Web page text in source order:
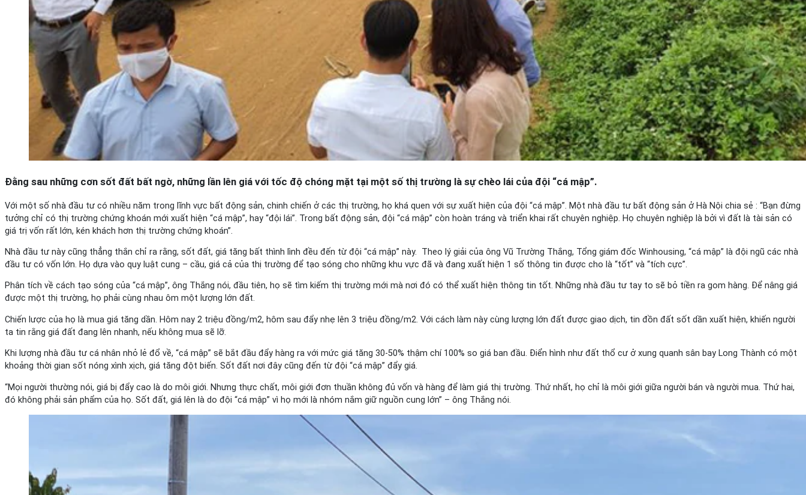
Đằng sau những cơn sốt đất bất ngờ, những lần lên giá với tốc độ chóng mặt tại một số thị trường là sự chèo lái của đội “cá mập”.
Với một số nhà đầu tư có nhiều năm trong lĩnh vực bất động sản, chinh chiến ở các thị trường, họ khá quen với sự xuất hiện của đội “cá mập”. Một nhà đầu tư bất động sản ở Hà Nội chia sẻ : “Bạn đừng
tưởng chỉ có thị trường chứng khoán mới xuất hiện “cá mập”, hay “đội lái”. Trong bất động sản, đội “cá mập” còn hoàn tráng và triển khai rất chuyên nghiệp. Họ chuyên nghiệp là bởi vì đất là tài sản có
giá trị vốn rất lớn, kén khách hơn thị trường chứng khoán”.
Nhà đầu tư này cũng thẳng thắn chỉ ra rằng, sốt đất, giá tăng bất thình lình đều đến từ đội “cá mập” này. Theo lý giải của ông Vũ Trường Thắng, Tổng giám đốc Winhousing, “cá mập” là đội ngũ các nhà
đầu tư có vốn lớn. Họ dựa vào quy luật cung – cầu, giá cả của thị trường để tạo sóng cho những khu vực đã và đang xuất hiện 1 số thông tin được cho là “tốt” và “tích cực”.
Phân tích về cách tạo sóng của “cá mập”, ông Thắng nói, đầu tiên, họ sẽ tìm kiếm thị trường mới mà nơi đó có thể xuất hiện thông tin tốt. Những nhà đầu tư tay to sẽ bỏ tiền ra gom hàng. Để nâng giá
được một thị trường, họ phải cùng nhau ôm một lượng lớn đất.
Chiến lược của họ là mua giá tăng dần. Hôm nay 2 triệu đồng/m2, hôm sau đẩy nhẹ lên 3 triệu đồng/m2. Với cách làm này cùng lượng lớn đất được giao dịch, tin đồn đất sốt dần xuất hiện, khiến người
ta tin rằng giá đất đang lên nhanh, nếu không mua sẽ lỡ.
Khi lượng nhà đầu tư cá nhân nhỏ lẻ đổ về, “cá mập” sẽ bắt đầu đẩy hàng ra với mức giá tăng 30-50% thậm chí 100% so giá ban đầu. Điển hình như đất thổ cư ở xung quanh sân bay Long Thành có một
khoảng thời gian sốt nóng xình xịch, giá tăng đột biến. Sốt đất nơi đây cũng đến từ đội “cá mập” đẩy giá.
“Mọi người thường nói, giá bị đẩy cao là do môi giới. Nhưng thực chất, môi giới đơn thuần không đủ vốn và hàng để làm giá thị trường. Thứ nhất, họ chỉ là môi giới giữa người bán và người mua. Thứ hai,
đó không phải sản phẩm của họ. Sốt đất, giá lên là do đội “cá mập” vì họ mới là nhóm nắm giữ nguồn cung lớn” – ông Thắng nói.